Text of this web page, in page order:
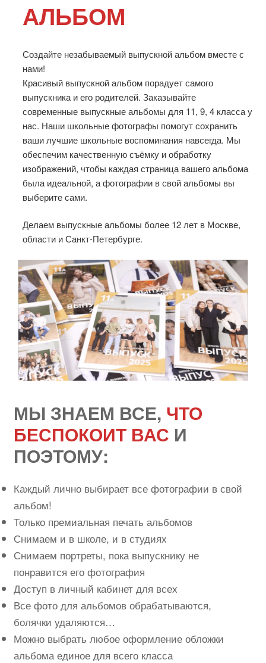
АЛЬБОМ
Создайте незабываемый выпускной альбом вместе с
нами!
Красивый выпускной альбом порадует самого
выпускника и его родителей. Заказывайте
современные выпускные альбомы для 11, 9, 4 класса у
нас. Наши школьные фотографы помогут сохранить
ваши лучшие школьные воспоминания навсегда. Мы
обеспечим качественную съёмку и обработку
изображений, чтобы каждая страница вашего альбома
была идеальной, а фотографии в свой альбомы вы
выберите сами.
Делаем выпускные альбомы более 12 лет в Москве,
области и Санкт-Петербурге.
МЫ ЗНАЕМ ВСЕ, ЧТО
БЕСПОКОИТ ВАС И
ПОЭТОМУ:
Каждый лично выбирает все фотографии в свой
альбом!
Только премиальная печать альбомов
Снимаем и в школе, и в студиях
Снимаем портреты, пока выпускнику не
понравится его фотография
Доступ в личный кабинет для всех
Все фото для альбомов обрабатываются,
болячки удаляются…
Можно выбрать любое оформление обложки
альбома единое для всего класса